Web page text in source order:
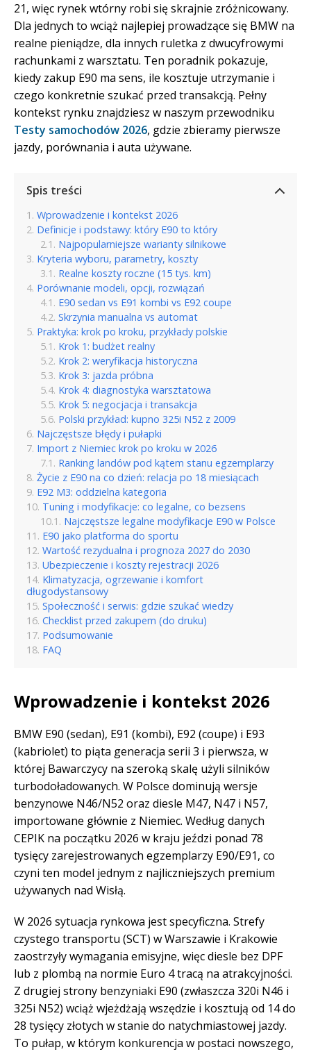
21, więc rynek wtórny robi się skrajnie zróżnicowany.
Dla jednych to wciąż najlepiej prowadzące się BMW na
realne pieniądze, dla innych ruletka z dwucyfrowymi
rachunkami z warsztatu. Ten poradnik pokazuje,
kiedy zakup E90 ma sens, ile kosztuje utrzymanie i
czego konkretnie szukać przed transakcją. Pełny
kontekst rynku znajdziesz w naszym przewodniku
Testy samochodów 2026, gdzie zbieramy pierwsze
jazdy, porównania i auta używane.
Spis treści
Wprowadzenie i kontekst 2026
Definicje i podstawy: który E90 to który
Najpopularniejsze warianty silnikowe
Kryteria wyboru, parametry, koszty
Realne koszty roczne (15 tys. km)
Porównanie modeli, opcji, rozwiązań
E90 sedan vs E91 kombi vs E92 coupe
Skrzynia manualna vs automat
Praktyka: krok po kroku, przykłady polskie
Krok 1: budżet realny
Krok 2: weryfikacja historyczna
Krok 3: jazda próbna
Krok 4: diagnostyka warsztatowa
Krok 5: negocjacja i transakcja
Polski przykład: kupno 325i N52 z 2009
Najczęstsze błędy i pułapki
Import z Niemiec krok po kroku w 2026
Ranking landów pod kątem stanu egzemplarzy
Życie z E90 na co dzień: relacja po 18 miesiącach
E92 M3: oddzielna kategoria
Tuning i modyfikacje: co legalne, co bezsens
Najczęstsze legalne modyfikacje E90 w Polsce
E90 jako platforma do sportu
Wartość rezydualna i prognoza 2027 do 2030
Ubezpieczenie i koszty rejestracji 2026
Klimatyzacja, ogrzewanie i komfort
długodystansowy
Społeczność i serwis: gdzie szukać wiedzy
Checklist przed zakupem (do druku)
Podsumowanie
FAQ
Wprowadzenie i kontekst 2026
BMW E90 (sedan), E91 (kombi), E92 (coupe) i E93
(kabriolet) to piąta generacja serii 3 i pierwsza, w
której Bawarczycy na szeroką skalę użyli silników
turbodoładowanych. W Polsce dominują wersje
benzynowe N46/N52 oraz diesle M47, N47 i N57,
importowane głównie z Niemiec. Według danych
CEPIK na początku 2026 w kraju jeździ ponad 78
tysięcy zarejestrowanych egzemplarzy E90/E91, co
czyni ten model jednym z najliczniejszych premium
używanych nad Wisłą.
W 2026 sytuacja rynkowa jest specyficzna. Strefy
czystego transportu (SCT) w Warszawie i Krakowie
zaostrzyły wymagania emisyjne, więc diesle bez DPF
lub z plombą na normie Euro 4 tracą na atrakcyjności.
Z drugiej strony benzyniaki E90 (zwłaszcza 320i N46 i
325i N52) wciąż wjeżdżają wszędzie i kosztują od 14 do
28 tysięcy złotych w stanie do natychmiastowej jazdy.
To pułap, w którym konkurencja w postaci nowszego,